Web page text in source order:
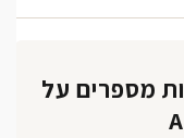
מספרים על